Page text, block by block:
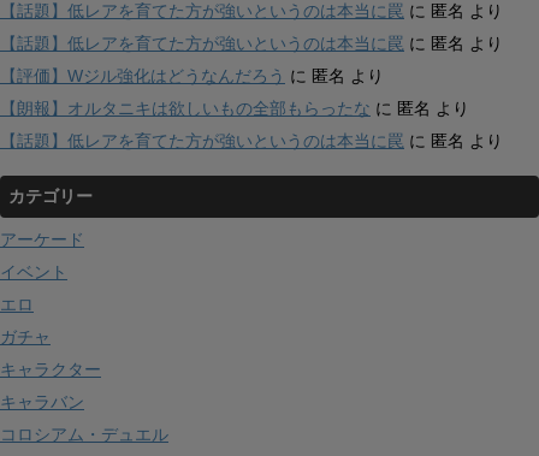
【話題】低レアを育てた方が強いというのは本当に罠 に 匿名 より
【話題】低レアを育てた方が強いというのは本当に罠 に 匿名 より
【評価】Wジル強化はどうなんだろう に 匿名 より
【朗報】オルタニキは欲しいもの全部もらったな に 匿名 より
【話題】低レアを育てた方が強いというのは本当に罠 に 匿名 より
カテゴリー
アーケード
イベント
エロ
ガチャ
キャラクター
キャラバン
コロシアム・デュエル